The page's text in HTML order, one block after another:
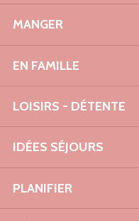
MANGER
EN FAMILLE
LOISIRS - DÉTENTE
IDÉES SÉJOURS
PLANIFIER
Bretagne – Côte
français et
de
grâce à notre
notre agence
tels que notre
touristique locale,